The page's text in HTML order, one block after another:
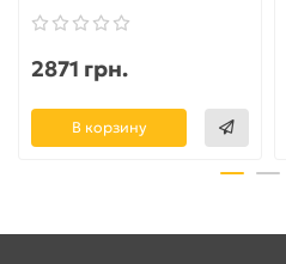
2871 грн.
В корзину